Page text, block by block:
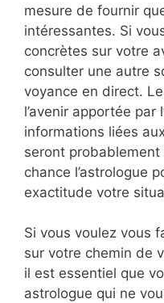
mesure de fournir
intéressantes. Si
concrètes sur votre
consulter une autre
voyance en direct.
l’avenir apportée par
informations liées
seront
chance l’astrologue
exactitude votre
Si vous voulez vous
sur votre chemin de
il est essentiel que
astrologue qui ne